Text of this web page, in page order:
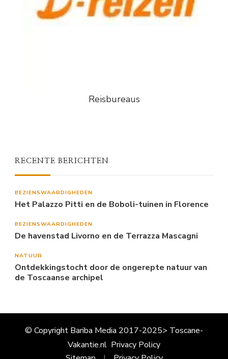
Reisbureaus
RECENTE BERICHTEN
BEZIENSWAARDIGHEDEN
Het Palazzo Pitti en de Boboli-tuinen in Florence
BEZIENSWAARDIGHEDEN
De havenstad Livorno en de Terrazza Mascagni
NATUUR
Ontdekkingstocht door de ongerepte natuur van
de Toscaanse archipel
© Copyright Bariba Media 2017-2025> Toscane-
Vakantie.nl Privacy Policy